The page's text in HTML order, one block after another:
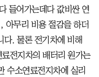
들어가는데다 값비싼 연
아무리 비용 절감을 하더
다. 물론 전기차에 비해
전지차의 배터리 원가는
수소연료전지차에 실리